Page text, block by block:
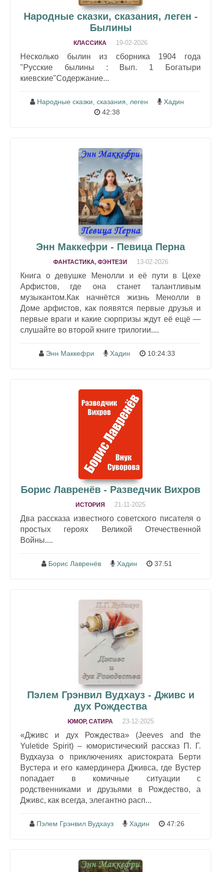
Народные сказки, сказания, леген -
Былины
КЛАССИКА 19-02-2026
Несколько былин из сборника 1904 года
"Русские былины : Вып. 1 Богатыри
киевские"Содержание...
Народные сказки, сказания, леген
Хадин
42:38
Энн Маккефри - Певица Перна
ФАНТАСТИКА, ФЭНТЕЗИ 13-02-2026
Книга о девушке Менолли и её пути в Цехе
Арфистов, где она станет талантливым
музыкантом.Как начнётся жизнь Менолли в
Доме арфистов, как появятся первые друзья и
первые враги и какие сюрпризы ждут её ещё —
слушайте во второй книге трилогии....
Энн Маккефри Хадин 10:24:33
Борис Лавренёв - Разведчик Вихров
ИСТОРИЯ 21-11-2025
Два рассказа известного советского писателя о
простых героях Великой Отечественной
Войны....
Борис Лавренёв Хадин 37:51
Пэлем Грэнвил Вудхауз - Дживс и
дух Рождества
ЮМОР, САТИРА 23-12-2025
«Дживс и дух Рождества» (Jeeves and the
Yuletide Spirit) – юмористический рассказ П. Г.
Вудхауза о приключениях аристократа Берти
Вустера и его камердинера Дживса, где Вустер
попадает в комичные ситуации с
родственниками и друзьями в Рождество, а
Дживс, как всегда, элегантно расп...
Пэлем Грэнвил Вудхауз Хадин 47:26